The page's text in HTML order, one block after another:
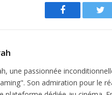
Facebook
une passionnée
Son admiration pour le